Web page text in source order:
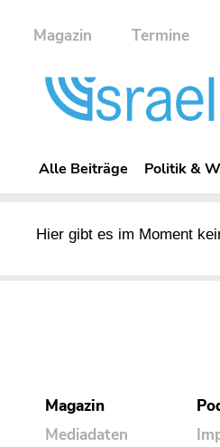
Magazin Termine
Alle Beiträge Politik &
Hier gibt es im Moment
Magazin
Mediadaten